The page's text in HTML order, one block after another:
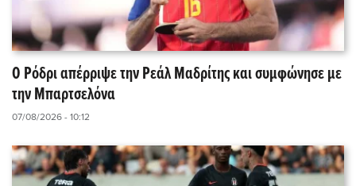
Ο Ρόδρι απέρριψε την Ρεάλ Μαδρίτης και συμφώνησε με
την Μπαρτσελόνα
07/08/2026 - 10:12